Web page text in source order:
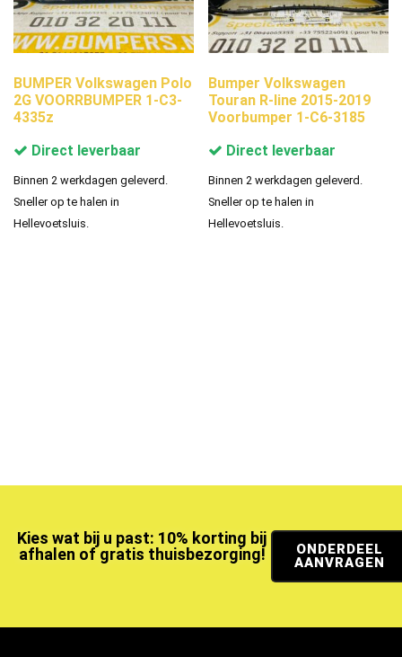
BUMPER Volkswagen Polo
2G VOORRBUMPER 1-C3-
4335z
Direct leverbaar
Binnen 2 werkdagen geleverd.
Sneller op te halen in
Hellevoetsluis.
Bumper Volkswagen
Touran R-line 2015-2019
Voorbumper 1-C6-3185
Direct leverbaar
Binnen 2 werkdagen geleverd.
Sneller op te halen in
Hellevoetsluis.
Kies wat bij u past: 10% korting bij
afhalen of gratis thuisbezorging!
ONDERDEEL
AANVRAGEN